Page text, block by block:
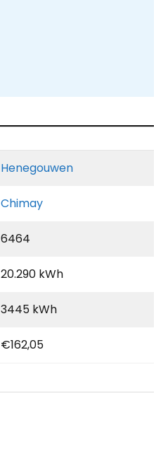
Henegouwen
Chimay
6464
20.290 kWh
3445 kWh
€162,05